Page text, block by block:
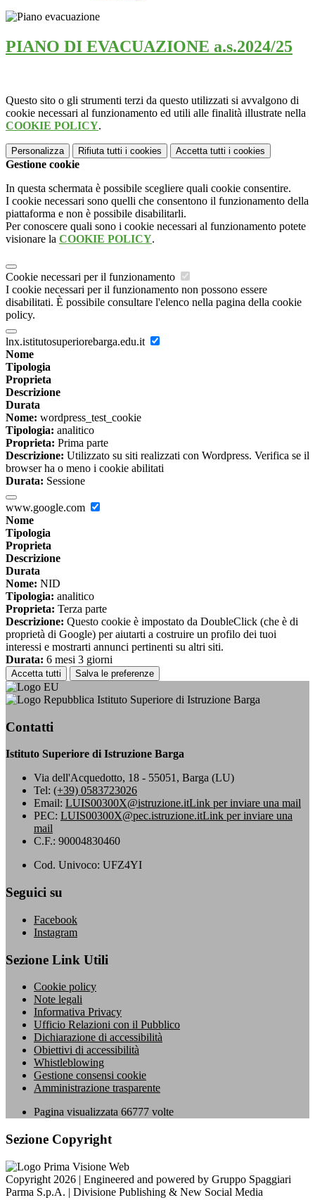
PIANO DI EVACUAZIONE a.s.2024/25
Questo sito o gli strumenti terzi da questo utilizzati si avvalgono di
cookie necessari al funzionamento ed utili alle finalità illustrate nella
COOKIE POLICY.
Personalizza Rifiuta tutti i cookies Accetta tutti i cookies
Gestione cookie
In questa schermata è possibile scegliere quali cookie consentire.
I cookie necessari sono quelli che consentono il funzionamento della
piattaforma e non è possibile disabilitarli.
Per conoscere quali sono i cookie necessari al funzionamento potete
visionare la COOKIE POLICY.
Cookie necessari per il funzionamento
I cookie necessari per il funzionamento non possono essere
disabilitati. È possibile consultare l'elenco nella pagina della cookie
policy.
lnx.istitutosuperiorebarga.edu.it
Nome
Tipologia
Proprieta
Descrizione
Durata
Nome: wordpress_test_cookie
Tipologia: analitico
Proprieta: Prima parte
Descrizione: Utilizzato su siti realizzati con Wordpress. Verifica se il
browser ha o meno i cookie abilitati
Durata: Sessione
www.google.com
Nome
Tipologia
Proprieta
Descrizione
Durata
Nome: NID
Tipologia: analitico
Proprieta: Terza parte
Descrizione: Questo cookie è impostato da DoubleClick (che è di
proprietà di Google) per aiutarti a costruire un profilo dei tuoi
interessi e mostrarti annunci pertinenti su altri siti.
Durata: 6 mesi 3 giorni
Accetta tutti Salva le preferenze
Istituto Superiore di Istruzione Barga
Contatti
Istituto Superiore di Istruzione Barga
Via dell'Acquedotto, 18 - 55051, Barga (LU)
Tel: (+39) 0583723026
Email: LUIS00300X@istruzione.itLink per inviare una mail
PEC: LUIS00300X@pec.istruzione.itLink per inviare una
mail
C.F.: 90004830460
Cod. Univoco: UFZ4YI
Seguici su
Facebook
Instagram
Sezione Link Utili
Cookie policy
Note legali
Informativa Privacy
Ufficio Relazioni con il Pubblico
Dichiarazione di accessibilità
Obiettivi di accessibilità
Whistleblowing
Gestione consensi cookie
Amministrazione trasparente
Pagina visualizzata 66777 volte
Sezione Copyright
Copyright 2026 | Engineered and powered by Gruppo Spaggiari
Parma S.p.A. | Divisione Publishing & New Social Media